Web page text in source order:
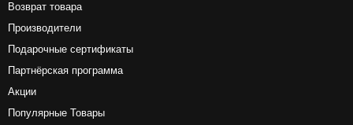
Возврат товара
Производители
Подарочные сертификаты
Партнёрская программа
Акции
Популярные Товары